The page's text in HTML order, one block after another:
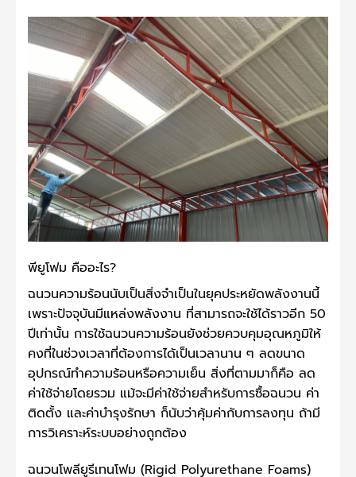
พียูโฟม คืออะไร?
ฉนวนความร้อนนับเป็นสิ่งจำเป็นในยุคประหยัดพลังงานนี้
เพราะปัจจุบันมีแหล่งพลังงาน ที่สามารถจะใช้ได้ราวอีก 50
ปีเท่านั้น การใช้ฉนวนความร้อนยังช่วยควบคุมอุณหภูมิให้
คงที่ในช่วงเวลาที่ต้องการได้เป็นเวลานาน ๆ ลดขนาด
อุปกรณ์ทำความร้อนหรือความเย็น สิ่งที่ตามมาก็คือ ลด
ค่าใช้จ่ายโดยรวม แม้จะมีค่าใช้จ่ายสำหรับการซื้อฉนวน ค่า
ติดตั้ง และค่าบำรุงรักษา ก็นับว่าคุ้มค่ากับการลงทุน ถ้ามี
การวิเคราะห์ระบบอย่างถูกต้อง
ฉนวนโพลียูรีเทนโฟม (Rigid Polyurethane Foams)